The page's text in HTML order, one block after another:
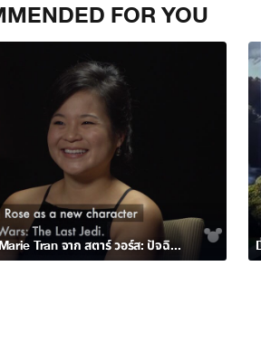
FOR YOU
Disney Insider: พบกับ Kelly Marie Tran จาก สตาร์ วอร์ส: ปัจฉิมบทแห่งเจได